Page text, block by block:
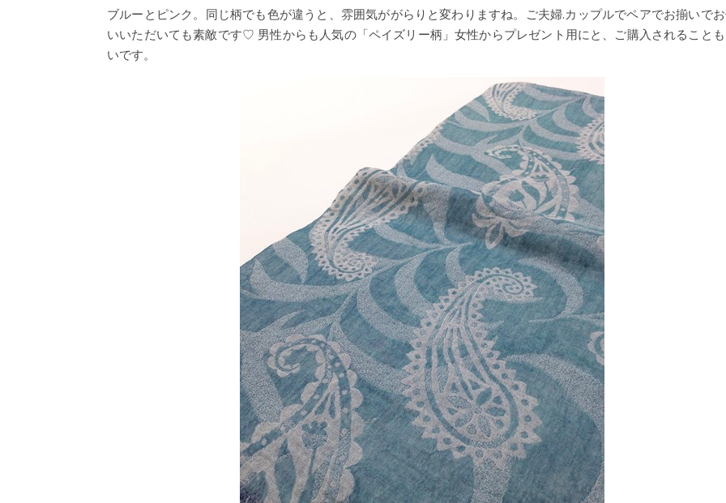
ブルーとピンク。同じ柄でも色が違うと、雰囲気ががらりと変わりますね。ご夫婦.カップルでペアでお揃いで
いいただいても素敵です♡ 男性からも人気の「ペイズリー柄」女性からプレゼント用にと、ご購入されること
いです。